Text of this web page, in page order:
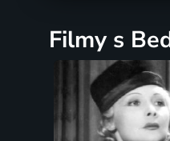
filmy s